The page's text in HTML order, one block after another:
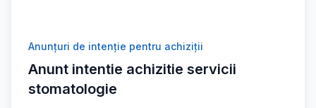
Anunțuri de intenție pentru achiziții
Anunt intentie achizitie servicii
stomatologie